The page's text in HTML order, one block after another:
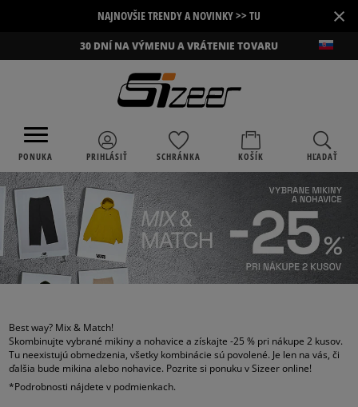
NAJNOVŠIE TRENDY A NOVINKY >> TU ×
30 DNÍ NA VÝMENU A VRÁTENIE TOVARU
PONUKA PRIHLÁSIŤ SCHRÁNKA KOŠÍK HĽADAŤ
Best way? Mix & Match!
Skombinujte vybrané mikiny a nohavice a získajte -25 % pri nákupe 2 kusov.
Tu neexistujú obmedzenia, všetky kombinácie sú povolené. Je len na vás, či
ďalšia bude mikina alebo nohavice. Pozrite si ponuku v Sizeer online!
*Podrobnosti nájdete v podmienkach.